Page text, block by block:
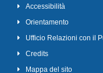
Accessibilità
Orientamento
Ufficio Relazioni con il
Credits
Mappa del sito